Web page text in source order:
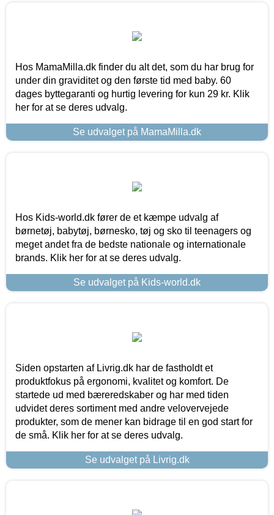
Hos MamaMilla.dk finder du alt det, som du har brug for
under din graviditet og den første tid med baby. 60
dages byttegaranti og hurtig levering for kun 29 kr. Klik
her for at se deres udvalg.
Se udvalget på MamaMilla.dk
Hos Kids-world.dk fører de et kæmpe udvalg af
børnetøj, babytøj, børnesko, tøj og sko til teenagers og
meget andet fra de bedste nationale og internationale
brands. Klik her for at se deres udvalg.
Se udvalget på Kids-world.dk
Siden opstarten af Livrig.dk har de fastholdt et
produktfokus på ergonomi, kvalitet og komfort. De
startede ud med bæreredskaber og har med tiden
udvidet deres sortiment med andre velovervejede
produkter, som de mener kan bidrage til en god start for
de små. Klik her for at se deres udvalg.
Se udvalget på Livrig.dk